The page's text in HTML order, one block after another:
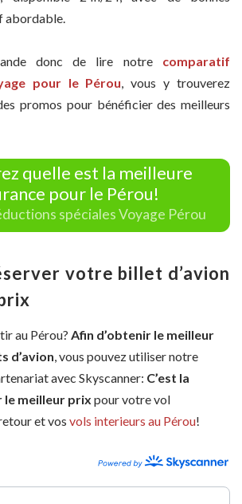
abordable.
donc de lire notre comparatif
pour le Pérou, vous y trouverez
promos pour bénéficier des meilleurs
quelle est la meilleure
pour le Pérou!
spéciales Voyage Pérou
votre billet d’avion
au Pérou? Afin d’obtenir le meilleur
d’avion, vous pouvez utiliser notre
avec Skyscanner: C’est la
le meilleur prix pour votre vol
et vos vols interieurs au Pérou!